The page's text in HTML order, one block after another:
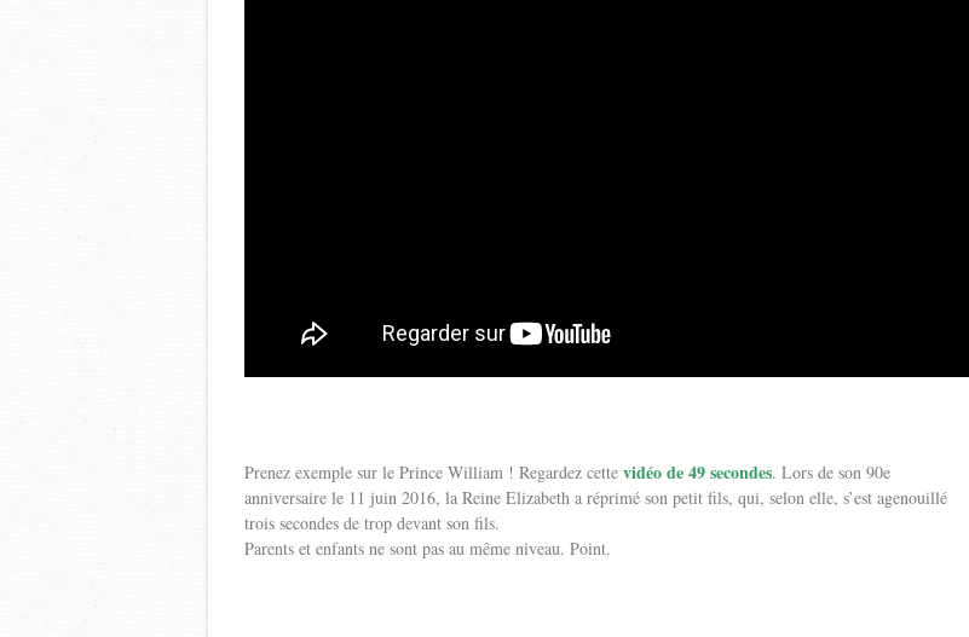
Prenez exemple sur le Prince William ! Regardez cette vidéo de 49 secondes. Lors de son 90e
anniversaire le 11 juin 2016, la Reine Elizabeth a réprimé son petit fils, qui, selon elle, s’est agenouillé
trois secondes de trop devant son fils.
Parents et enfants ne sont pas au même niveau. Point.